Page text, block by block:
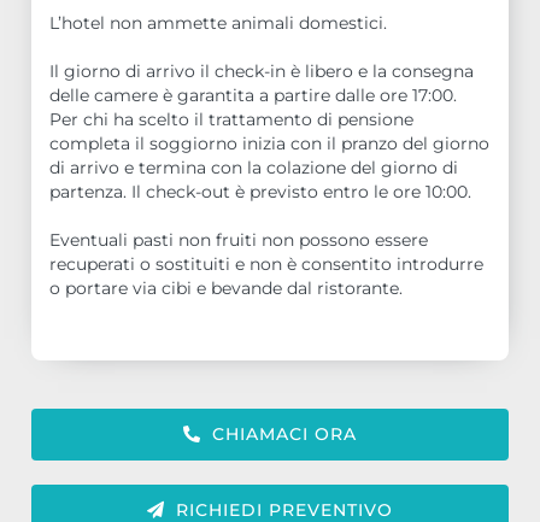
L’hotel non ammette animali domestici.
Il giorno di arrivo il check-in è libero e la consegna
delle camere è garantita a partire dalle ore 17:00.
Per chi ha scelto il trattamento di pensione
completa il soggiorno inizia con il pranzo del giorno
di arrivo e termina con la colazione del giorno di
partenza. Il check-out è previsto entro le ore 10:00.
Eventuali pasti non fruiti non possono essere
recuperati o sostituiti e non è consentito introdurre
o portare via cibi e bevande dal ristorante.
CHIAMACI ORA
RICHIEDI PREVENTIVO